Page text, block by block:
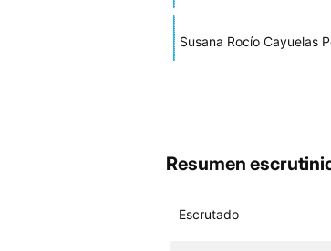
Susana Rocío Cayuelas
Resumen
Escrutado